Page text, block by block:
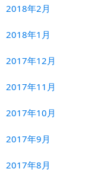
2018年2月
2018年1月
2017年12月
2017年11月
2017年10月
2017年9月
2017年8月